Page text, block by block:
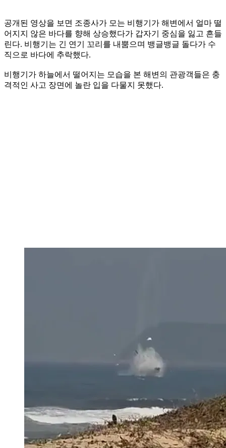
공개된 영상을 보면 조종사가 모는 비행기가 해변에서 얼마 떨
어지지 않은 바다를 향해 상승했다가 갑자기 중심을 잃고 흔들
린다. 비행기는 긴 연기 꼬리를 내뿜으며 뱅글뱅글 돌다가 수
직으로 바다에 추락했다.
비행기가 하늘에서 떨어지는 모습을 본 해변의 관광객들은 충
격적인 사고 장면에 놀란 입을 다물지 못했다.